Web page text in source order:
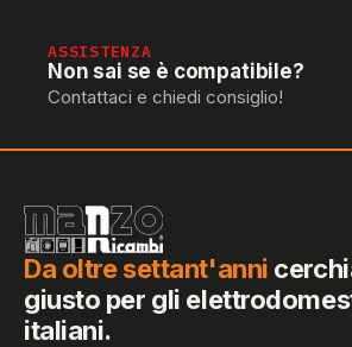
ASSISTENZA
Non sai se è compatibile?
Contattaci e chiedi consiglio!
Da oltre settant'anni
giusto per gli
italiani.